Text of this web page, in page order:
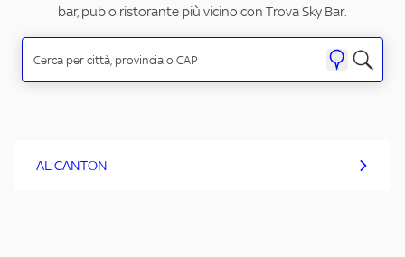
bar, pub o ristorante più vicino con Trova Sky Bar.
AL CANTON